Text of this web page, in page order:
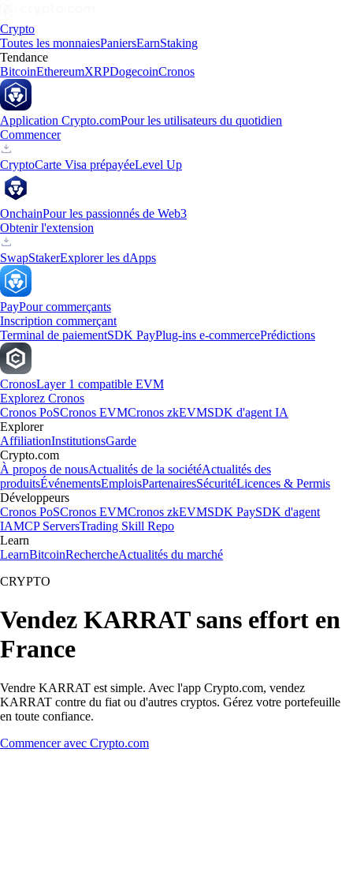
Crypto
Toutes les monnaiesPaniersEarnStaking
Tendance
BitcoinEthereumXRPDogecoinCronos
Application Crypto.comPour les utilisateurs du quotidien
Commencer
CryptoCarte Visa prépayéeLevel Up
OnchainPour les passionnés de Web3
Obtenir l'extension
SwapStakerExplorer les dApps
PayPour commerçants
Inscription commerçant
Terminal de paiementSDK PayPlug-ins e-commercePrédictions
CronosLayer 1 compatible EVM
Explorez Cronos
Cronos PoSCronos EVMCronos zkEVMSDK d'agent IA
Explorer
AffiliationInstitutionsGarde
Crypto.com
À propos de nousActualités de la sociétéActualités des
produitsÉvénementsEmploisPartenairesSécuritéLicences & Permis
Développeurs
Cronos PoSCronos EVMCronos zkEVMSDK PaySDK d'agent
IAMCP ServersTrading Skill Repo
Learn
LearnBitcoinRechercheActualités du marché
CRYPTO
Vendez KARRAT sans effort en
France
Vendre KARRAT est simple. Avec l'app Crypto.com, vendez
KARRAT contre du fiat ou d'autres cryptos. Gérez votre portefeuille
en toute confiance.
Commencer avec Crypto.com